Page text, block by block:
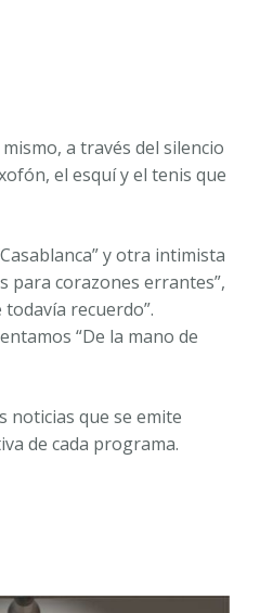
a través del silencio
el esquí y el tenis que
y otra intimista
para corazones errantes”,
todavía recuerdo”.
“De la mano de
noticias que se emite
de cada programa.